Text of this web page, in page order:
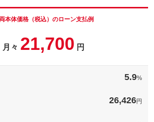
本体価格（税込）のローン支払例
月々 21,700 円
5.9%
26,426円